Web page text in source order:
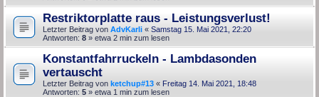
Restriktorplatte raus - Leistungsverlust!
Letzter Beitrag von AdvKarli « Samstag 15. Mai 2021, 22:20
Antworten: 8 » etwa 2 min zum lesen
Konstantfahrruckeln - Lambdasonden
vertauscht
Letzter Beitrag von ketchup#13 « Freitag 14. Mai 2021, 18:48
Antworten: 5 » etwa 1 min zum lesen